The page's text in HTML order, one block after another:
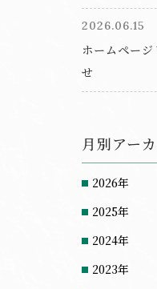
関する調査も
2026.06.15
ホームペー
せ
月別アー
2026年
2025年
2024年
2023年